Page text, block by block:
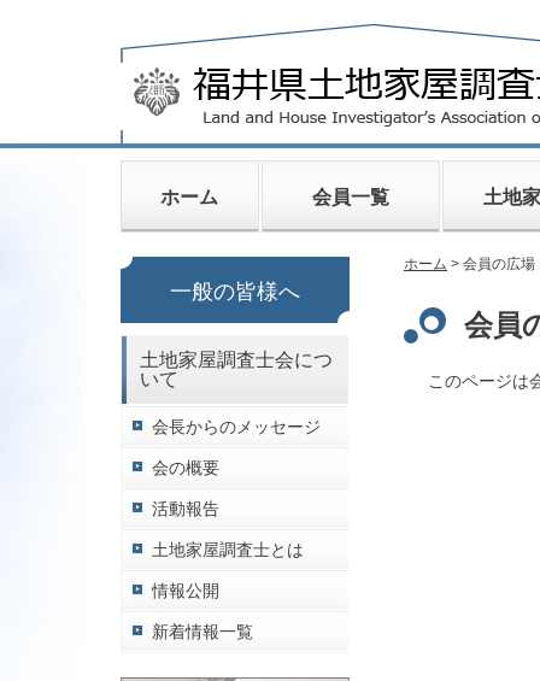
ホーム 会員一覧 土地
一般の皆様へ
土地家屋調査士会につ
いて
会長からのメッセージ
会の概要
活動報告
土地家屋調査士とは
情報公開
新着情報一覧
ホーム > 会員の広場
会員
このページは